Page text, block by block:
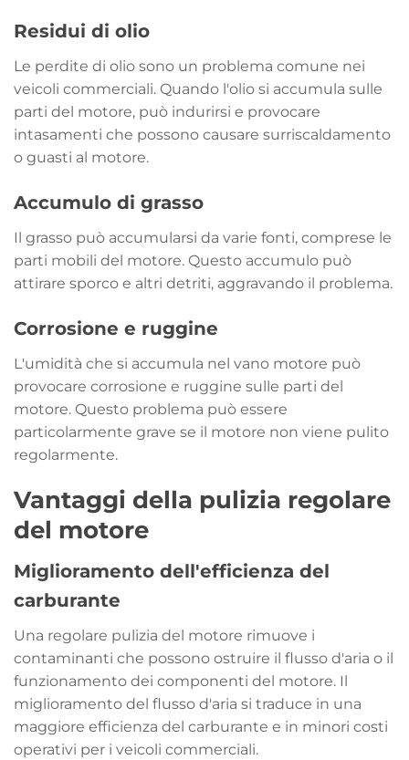
Residui di olio
Le perdite di olio sono un problema comune nei
veicoli commerciali. Quando l'olio si accumula sulle
parti del motore, può indurirsi e provocare
intasamenti che possono causare surriscaldamento
o guasti al motore.
Accumulo di grasso
Il grasso può accumularsi da varie fonti, comprese le
parti mobili del motore. Questo accumulo può
attirare sporco e altri detriti, aggravando il problema.
Corrosione e ruggine
L'umidità che si accumula nel vano motore può
provocare corrosione e ruggine sulle parti del
motore. Questo problema può essere
particolarmente grave se il motore non viene pulito
regolarmente.
Vantaggi della pulizia regolare
del motore
Miglioramento dell'efficienza del
carburante
Una regolare pulizia del motore rimuove i
contaminanti che possono ostruire il flusso d'aria o il
funzionamento dei componenti del motore. Il
miglioramento del flusso d'aria si traduce in una
maggiore efficienza del carburante e in minori costi
operativi per i veicoli commerciali.